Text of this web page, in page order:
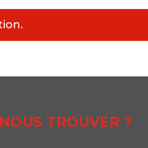
TROUVER ?